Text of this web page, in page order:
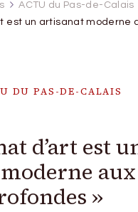
ACTU du Pas-de-Calais
est un artisanat moderne
DU PAS-DE-CALAIS
d’art est
aux
»